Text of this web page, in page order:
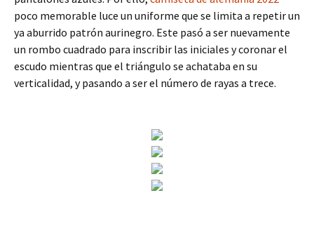
poco memorable luce un uniforme que se limita a repetir un
ya aburrido patrón aurinegro. Este pasó a ser nuevamente
un rombo cuadrado para inscribir las iniciales y coronar el
escudo mientras que el triángulo se achataba en su
verticalidad, y pasando a ser el número de rayas a trece.